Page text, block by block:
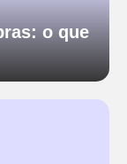
o que